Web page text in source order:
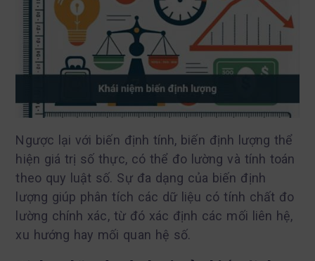
Ngược lại với biến định tính, biến định lượng thể
hiện giá trị số thực, có thể đo lường và tính toán
theo quy luật số. Sự đa dạng của biến định
lượng giúp phân tích các dữ liệu có tính chất đo
lường chính xác, từ đó xác định các mối liên hệ,
xu hướng hay mối quan hệ số.